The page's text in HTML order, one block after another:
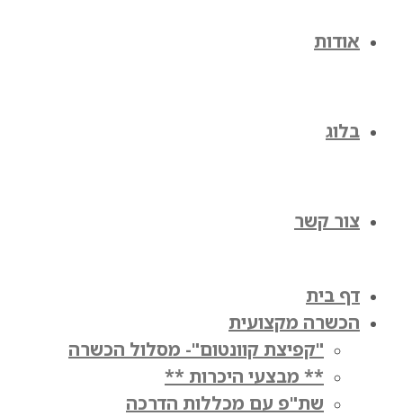
אודות
בלוג
צור קשר
דף בית
הכשרה מקצועית
"קפיצת קוונטום"- מסלול הכשרה
** מבצעי היכרות **
שת"פ עם מכללות הדרכה